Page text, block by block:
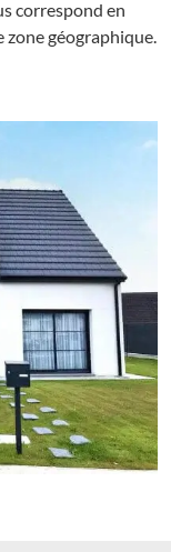
correspond en
zone géographique.